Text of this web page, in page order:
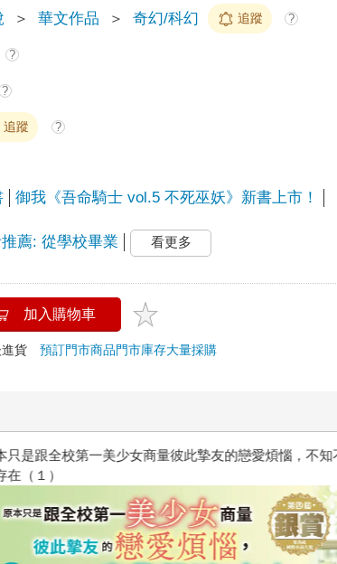
＞ 華文作品 ＞ 奇幻/科幻 追蹤 ?
?
?
追蹤 ?
御我《吾命騎士 vol.5 不死巫妖》新書上市！
薦: 從學校畢業 看更多
加入購物車
進貨預訂門市商品門市庫存大量採購
一美少女商量彼此摯友的戀愛煩惱，不知不覺間她竟成